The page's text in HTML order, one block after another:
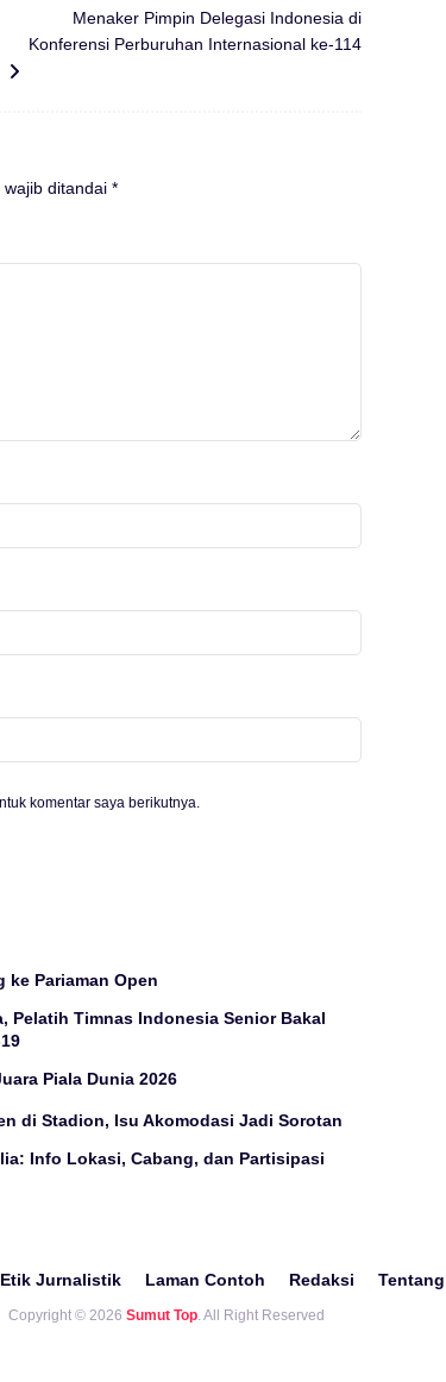
Menaker Pimpin Delegasi Indonesia di
Konferensi Perburuhan Internasional ke-114
wajib ditandai *
komentar saya berikutnya.
ke Pariaman Open
Pelatih Timnas Indonesia Senior Bakal
Piala Dunia 2026
di Stadion, Isu Akomodasi Jadi Sorotan
Info Lokasi, Cabang, dan Partisipasi
Jurnalistik Laman Contoh Redaksi
Copyright © 2026 Sumut Top. All Right Reserved